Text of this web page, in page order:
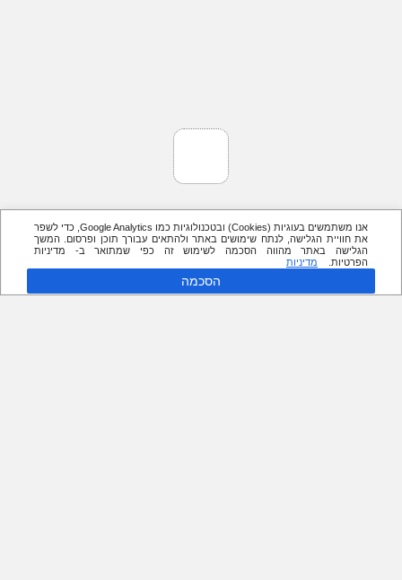
אנו משתמשים בעוגיות (Cookies) ובטכנולוגיות כמו Google Analytics, כדי לשפר
את חוויית הגלישה, לנתח שימושים באתר ולהתאים עבורך תוכן ופרסום. המשך
הגלישה באתר מהווה הסכמה לשימוש זה כפי שמתואר ב- מדיניות
הפרטיות.
מדיניות
הסכמה